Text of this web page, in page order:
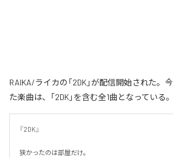
RAIKA/ライカの「2DK」が配信開始された。
た楽曲は、「2DK」を含む全1曲となっている。
『2DK』
狭かったのは部屋だけ。